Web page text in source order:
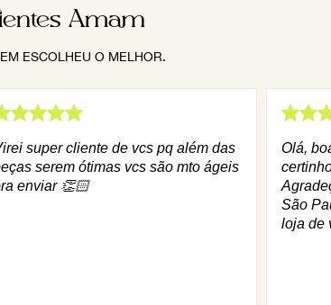
Amam
ESCOLHEU O MELHOR.
super cliente de vcs pq além das
serem ótimas vcs são mto ágeis
enviar 👏🏻
Olá,
São
loja de